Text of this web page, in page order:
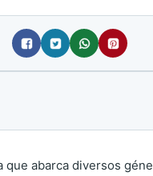
abarca diversos